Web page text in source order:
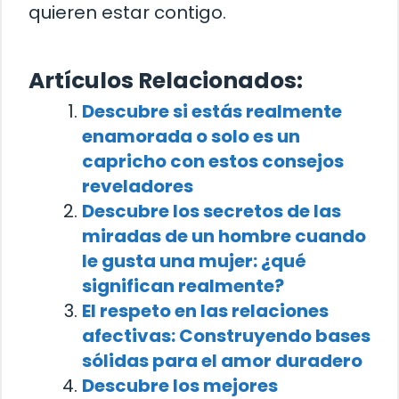
quieren estar contigo.
Artículos Relacionados:
Descubre si estás realmente
enamorada o solo es un
capricho con estos consejos
reveladores
Descubre los secretos de las
miradas de un hombre cuando
le gusta una mujer: ¿qué
significan realmente?
El respeto en las relaciones
afectivas: Construyendo bases
sólidas para el amor duradero
Descubre los mejores